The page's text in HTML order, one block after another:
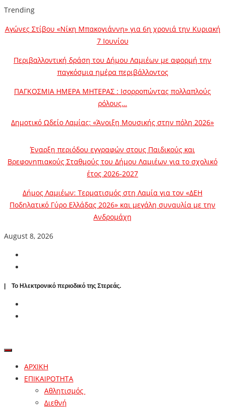
Trending
Αγώνες Στίβου «Νίκη Μπακογιάννη» για 6η χρονιά την Κυριακή
7 Ιουνίου
Περιβαλλοντική δράση του Δήμου Λαμιέων με αφορμή την
παγκόσμια ημέρα περιβάλλοντος
ΠΑΓΚΟΣΜΙΑ ΗΜΕΡΑ ΜΗΤΕΡΑΣ : Ισορροπώντας πολλαπλούς
ρόλους…
Δημοτικό Ωδείο Λαμίας: «Άνοιξη Μουσικής στην πόλη 2026»
Έναρξη περιόδου εγγραφών στους Παιδικούς και
Βρεφονηπιακούς Σταθμούς του Δήμου Λαμιέων για το σχολικό
έτος 2026-2027
Δήμος Λαμιέων: Τερματισμός στη Λαμία για τον «ΔΕΗ
Ποδηλατικό Γύρο Ελλάδας 2026» και μεγάλη συναυλία με την
Ανδρομάχη
August 8, 2026
| To Ηλεκτρονικό περιοδικό της Στερεάς.
ΑΡΧΙΚΗ
ΕΠΙΚΑΙΡΟΤΗΤΑ
Αθλητισμός
Διεθνή